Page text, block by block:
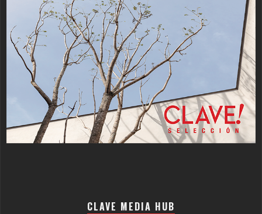
CLAVE MEDIA HUB